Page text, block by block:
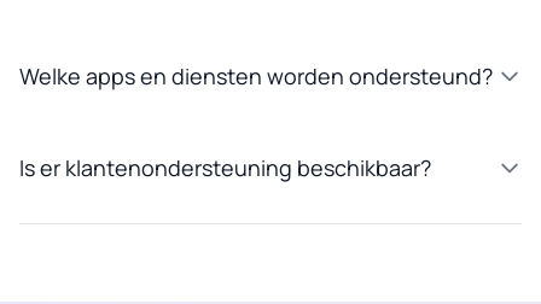
Welke apps en diensten worden ondersteund?
Is er klantenondersteuning beschikbaar?